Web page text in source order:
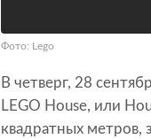
Фото: Lego
В четверг, 28
LEGO House, или
квадратных метров,